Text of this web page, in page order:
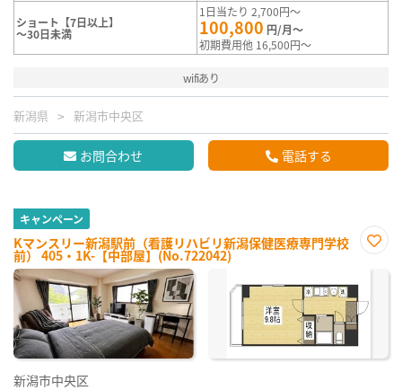
ショート【7日以上】
～30日未満
1日当たり 2,700円～
100,800 円/月～
初期費用他 16,500円～
wifiあり
新潟県 新潟市中央区
お問合わせ 電話する
キャンペーン
Kマンスリー新潟駅前（看護リハビリ新潟保健医療専門学校
前） 405・1K-【中部屋】(No.722042)
に入
録
新潟市中央区